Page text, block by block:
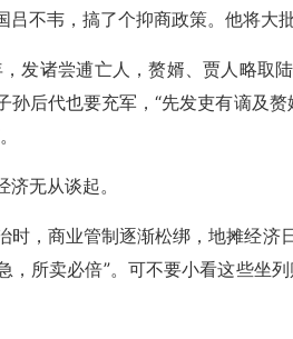
吕不韦，搞了个抑商政策。他将大
，发诸尝逋亡人，赘婿、贾人略取
孙后代也要充军，“先发吏有谪及
无从谈起。
时，商业管制逐渐松绑，地摊经济
，所卖必倍”。可不要小看这些坐